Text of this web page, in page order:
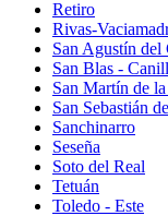
Retiro
Rivas-
San Agustín del
San Blas -
San Martín de la
San Sebastián
Sanchinarro
Seseña
Soto del Real
Tetuán
Toledo - Este